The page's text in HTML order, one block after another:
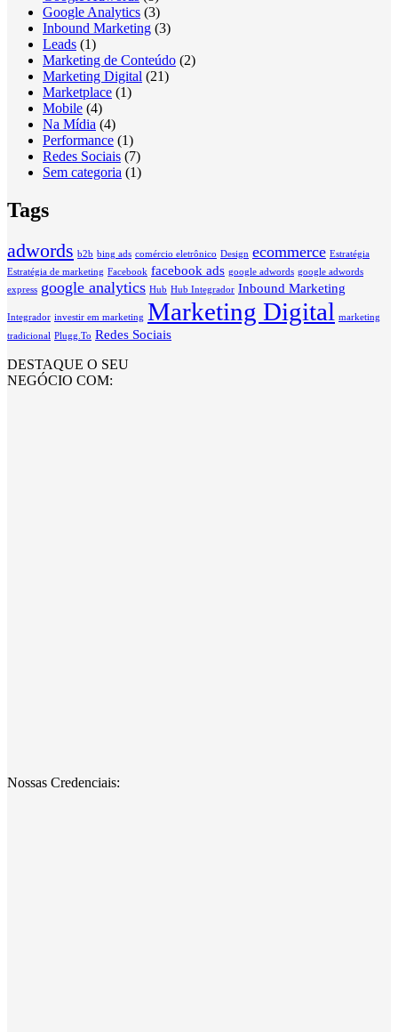
Google Analytics (3)
Inbound Marketing (3)
Leads (1)
Marketing de Conteúdo (2)
Marketing Digital (21)
Marketplace (1)
Mobile (4)
Na Mídia (4)
Performance (1)
Redes Sociais (7)
Sem categoria (1)
Tags
adwords b2b bing ads comércio eletrônico Design ecommerce Estratégia
Estratégia de marketing Facebook facebook ads google adwords google adwords
express google analytics Hub Hub Integrador Inbound Marketing
Integrador investir em marketing Marketing Digital marketing
tradicional Plugg.To Redes Sociais
DESTAQUE O SEU
NEGÓCIO COM:
Nossas Credenciais: